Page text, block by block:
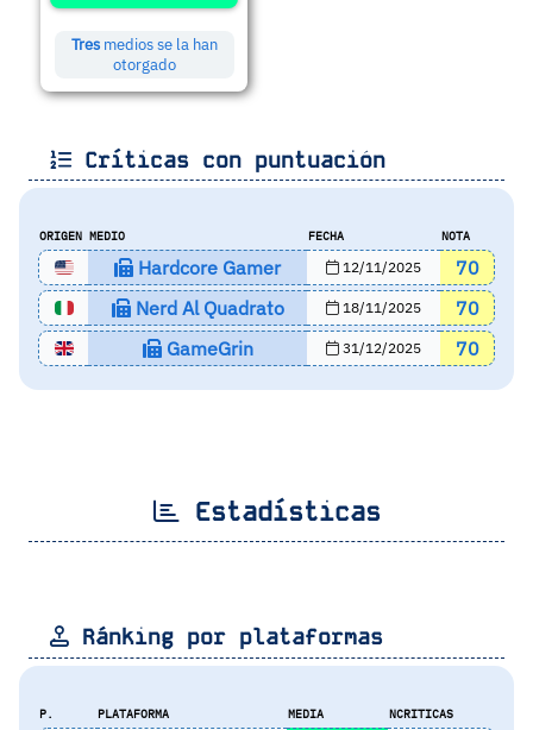
Tresmedios se la han
otorgado
Críticas con puntuación
ORIGEN MEDIO FECHA NOTA
Hardcore Gamer 12/11/2025
70
Nerd Al Quadrato
18/11/2025
70
GameGrin
31/12/2025 70
Estadísticas
Ránking por plataformas
P. PLATAFORMA MEDIA NCRITICAS